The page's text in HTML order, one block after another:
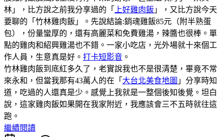
林」，比方說之前我分享過的「
上好雞肉飯 」，又比方說今天
要聊的「竹林雞肉飯」。先說結論:銷魂雞飯85元（附半熟蛋
包），份量蠻厚的，還有高麗菜和免費雞湯，辣醬也很棒。單
點的雞肉和紹興雞湯也不錯。一家小吃店，光外場就十來個工
作人員，生意真是好。 打卡短影音 。
竹林雞肉飯到底紅多久了，老實說我也不是很清楚，畢竟不常
來永和，但當我那有43萬人的在「 大台北美食地圖 」分享時知
道，吃過的人還真是少。感覺上我就是一整個後知後覺。坦白
說，這家雞肉飯如果開在我家附近，我應該會三不五時就往這
跑。
繼續閱讀